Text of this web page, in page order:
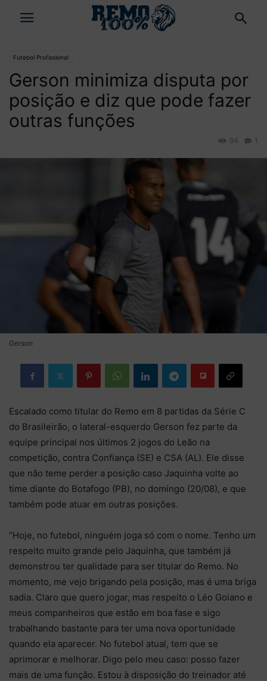
Futebol Profissional
Gerson minimiza disputa por
posição e diz que pode fazer
outras funções
1
94
Gerson
Escalado como titular do Remo em 8 partidas da Série C
do Brasileirão, o lateral-esquerdo Gerson fez parte da
equipe principal nos últimos 2 jogos do Leão na
competição, contra Confiança (SE) e CSA (AL). Ele disse
que não teme perder a posição caso Jaquinha volte ao
time diante do Botafogo (PB), no domingo (20/08), e que
também pode atuar em outras posições.
“Hoje, no futebol, ninguém joga só com o nome. Tenho um
respeito muito grande pelo Jaquinha, que também já
demonstrou ter qualidade para ser titular do Remo. No
momento, me vejo brigando pela posição, mas é uma briga
sadia. Claro que quero jogar, mas respeito o Léo Goiano e
meus companheiros que estão em boa fase e sigo
trabalhando bastante para ter uma nova oportunidade
quando ela aparecer. No futebol atual, tem que se
aprimorar e melhorar. Digo pelo meu caso: posso fazer
mais de uma função. Estou à disposição do treinador até